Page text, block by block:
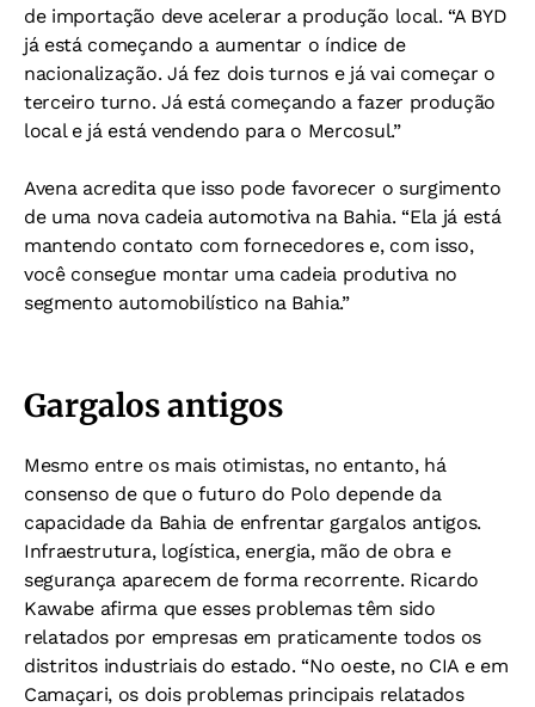
de importação deve acelerar a produção local. “A BYD
já está começando a aumentar o índice de
nacionalização. Já fez dois turnos e já vai começar o
terceiro turno. Já está começando a fazer produção
local e já está vendendo para o Mercosul.”
Avena acredita que isso pode favorecer o surgimento
de uma nova cadeia automotiva na Bahia. “Ela já está
mantendo contato com fornecedores e, com isso,
você consegue montar uma cadeia produtiva no
segmento automobilístico na Bahia.”
Gargalos antigos
Mesmo entre os mais otimistas, no entanto, há
consenso de que o futuro do Polo depende da
capacidade da Bahia de enfrentar gargalos antigos.
Infraestrutura, logística, energia, mão de obra e
segurança aparecem de forma recorrente. Ricardo
Kawabe afirma que esses problemas têm sido
relatados por empresas em praticamente todos os
distritos industriais do estado. “No oeste, no CIA e em
Camaçari, os dois problemas principais relatados